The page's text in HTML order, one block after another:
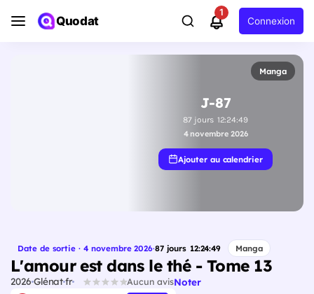
Quodat
1
Connexion
Manga
J-87
87 jours 12:24:48
4 novembre 2026
Ajouter au calendrier
Date de sortie · 4 novembre 2026·87 jours 12:24:48 Manga
L'amour est dans le thé - Tome 13
2026 Glénatfr Aucun avisNoter